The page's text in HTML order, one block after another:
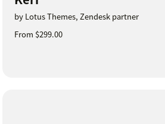
by Lotus Themes, Zendesk partner
From $299.00